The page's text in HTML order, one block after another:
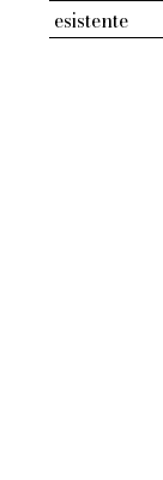
esistente